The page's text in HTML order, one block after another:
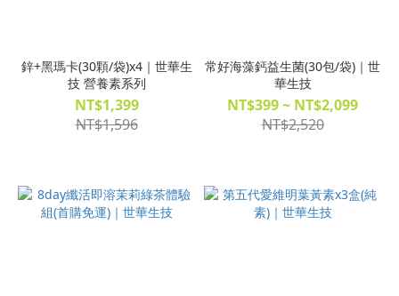
鋅+黑瑪卡(30顆/袋)x4｜世華生
技 營養素系列
NT$1,399
NT$1,596
常好海藻鈣益生菌(30包/袋)｜世
華生技
NT$399 ~ NT$2,099
NT$2,520